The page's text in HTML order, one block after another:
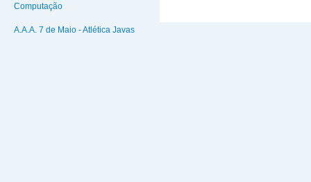
Computação
A.A.A. 7 de Maio - Atlética Javas